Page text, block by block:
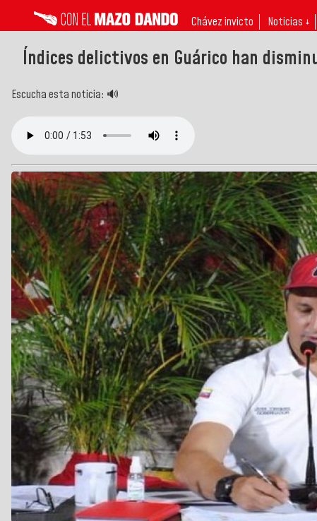
Chávez invicto Noticias ↓
Índices delictivos en Guárico han
Escucha esta noticia: 🔊